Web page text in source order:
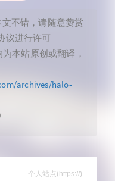
不错，请随意赞赏
议进行许可
本站原创或翻译，
archives/halo-